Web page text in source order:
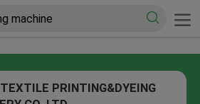
PRINTING&DYEING